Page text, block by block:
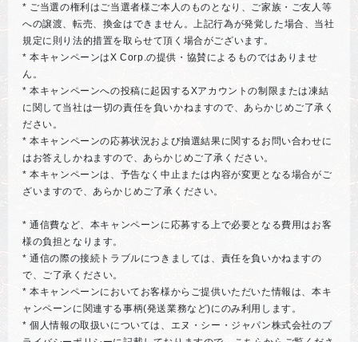
* ご当選の権利はご当選者様ご本人のものとなり、ご家族・ご友人等
への譲渡、転売、換金はできません。上記行為が発覚した場合、当社
規定に則り法的措置を取らせて頂く場合がございます。
* 本キャンペーンはX Corp.の提供・協賛によるものではありませ
ん。
* 本キャンペーンへの投稿に起因するXアカウントの制限または凍結
に関して当社は一切の責任を負いかねますので、あらかじめご了承く
ださい。
* 本キャンペーンの応募状況および抽選結果に関するお問い合わせに
はお答えしかねますので、あらかじめご了承ください。
* 本キャンペーンは、予告なく中止または内容が変更となる場合がご
ざいますので、あらかじめご了承ください。
* 通信費など、本キャンペーンに応募する上で必要となる費用はお客
様の負担となります。
* 通信の際の接続トラブルにつきましては、責任を負いかねますの
で、ご了承ください。
* 本キャンペーンにおいてお客様からご提供いただいた情報は、本キ
ャンペーンに関連する事柄(発送業務など)にのみ利用します。
* 個人情報の取扱いについては、エヌ・シー・ジャパン株式会社のプ